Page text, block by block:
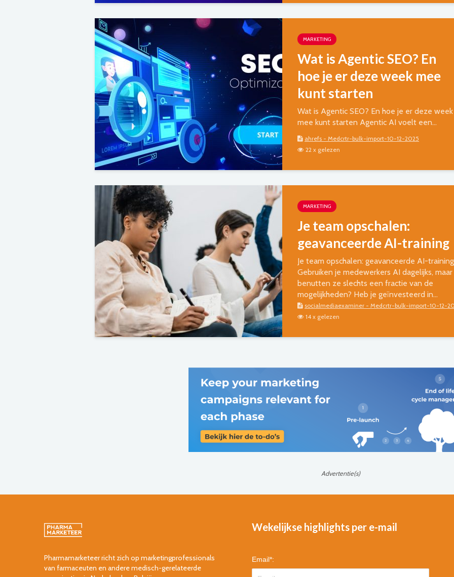
MARKETING
Wat is Agentic SEO? En
hoe je er deze week mee
kunt starten
Wat is Agentic SEO? En hoe je er deze week
mee kunt starten Agentic AI voelt een...
ahrefs - Medcrtr-bulk-import-10-12-2025
22 x gelezen
MARKETING
Je team opschalen:
geavanceerde AI-training
Je team opschalen: geavanceerde AI-training
Gebruiken je medewerkers AI dagelijks, maar
benutten ze slechts een fractie van de
mogelijkheden? Heb je geïnvesteerd in...
socialmediaexaminer - Medcrtr-bulk-import-10-12-
14 x gelezen
Advertentie(s)
Pharmamarketeer richt zich op marketingprofessionals
van farmaceuten en andere medisch-gerelateerde
Wekelijkse highlights per e-mail
Email*: